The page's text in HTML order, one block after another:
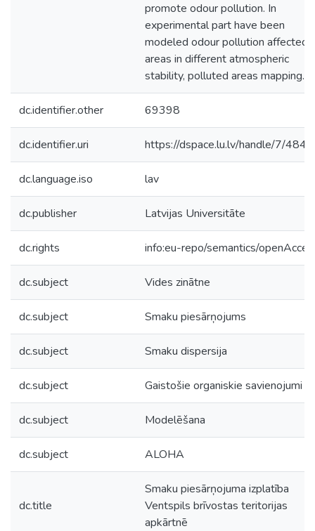
promote odour pollution. In
experimental part have been
modeled odour pollution affected
areas in different atmospheric
stability, polluted areas mapping.
dc.identifier.other 69398
dc.identifier.uri https://dspace.lu.lv/handle/7/
dc.language.iso lav
dc.publisher Latvijas Universitāte
dc.rights info:eu-repo/semantics/
dc.subject Vides zinātne
dc.subject Smaku piesārņojums
dc.subject Smaku dispersija
dc.subject Gaistošie organiskie savienojumi
dc.subject Modelēšana
dc.subject ALOHA
dc.title
Smaku piesārņojuma izplatība
Ventspils brīvostas teritorijas
apkārtnē